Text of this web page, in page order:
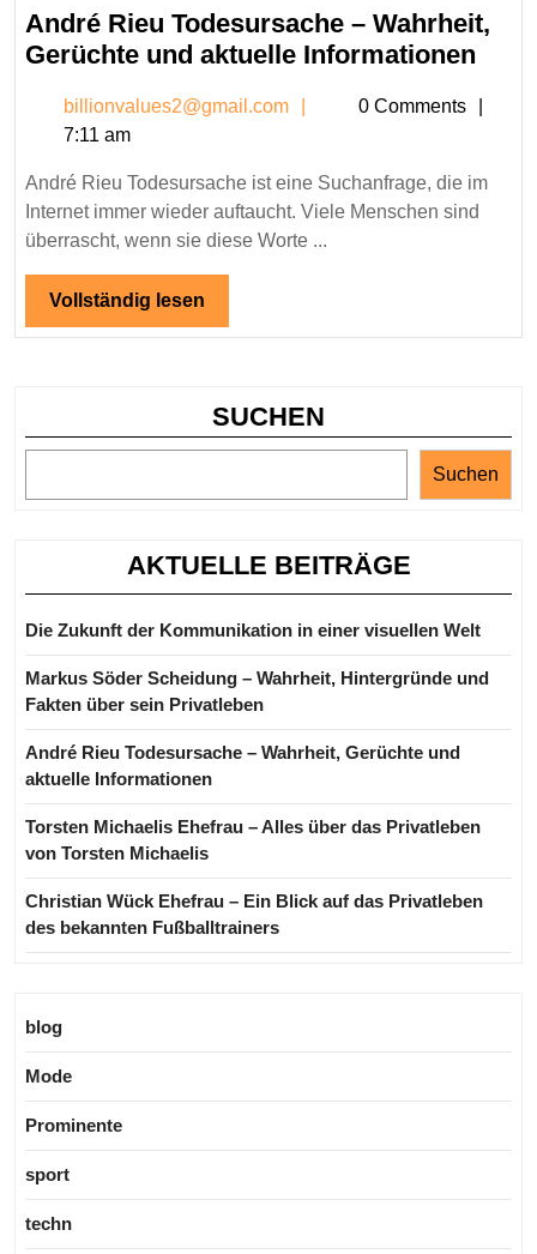
5,
2026
André Rieu Todesursache – Wahrheit,
Gerüchte und aktuelle Informationen
billionvalues2@gmail.com
0 Comments
7:11 am
André Rieu Todesursache ist eine Suchanfrage, die im
Internet immer wieder auftaucht. Viele Menschen sind
überrascht, wenn sie diese Worte ...
Vollständig lesen
lesen
SUCHEN
Suchen
AKTUELLE BEITRÄGE
Die Zukunft der Kommunikation in einer visuellen Welt
Markus Söder Scheidung – Wahrheit, Hintergründe und
Fakten über sein Privatleben
André Rieu Todesursache – Wahrheit, Gerüchte und
aktuelle Informationen
Torsten Michaelis Ehefrau – Alles über das Privatleben
von Torsten Michaelis
Christian Wück Ehefrau – Ein Blick auf das Privatleben
des bekannten Fußballtrainers
blog
Mode
Prominente
sport
techn